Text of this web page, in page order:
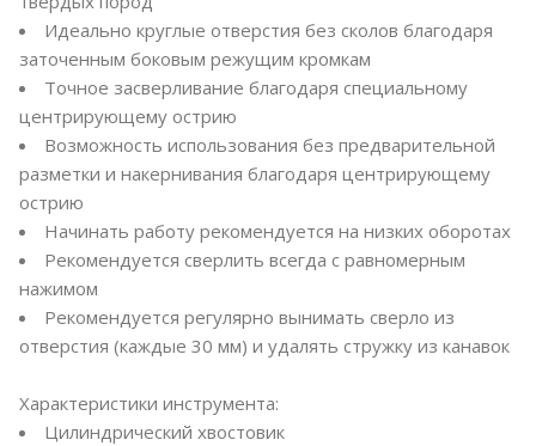
Идеально круглые отверстия без сколов благодаря
заточенным боковым режущим кромкам
Точное засверливание благодаря специальному
центрирующему острию
Возможность использования без предварительной
разметки и накернивания благодаря центрирующему
острию
Начинать работу рекомендуется на низких оборотах
Рекомендуется сверлить всегда с равномерным
нажимом
Рекомендуется регулярно вынимать сверло из
отверстия (каждые 30 мм) и удалять стружку из канавок
Характеристики инструмента:
Цилиндрический хвостовик